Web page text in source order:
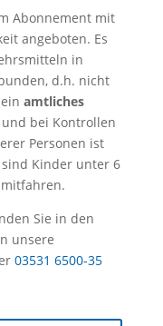
Abonnement mit
angeboten. Es
in
d.h. nicht
amtliches
bei Kontrollen
Personen ist
sind Kinder unter 6
Sie in den
unsere
03531 6500-35